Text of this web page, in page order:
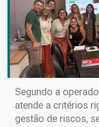
Segundo a
atende a critérios
gestão de riscos,